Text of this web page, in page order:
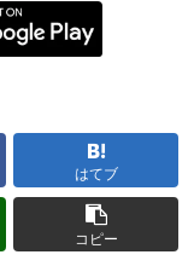
はてブ
コピー